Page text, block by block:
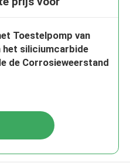
Toestelpomp van
het siliciumcarbide
de Corrosieweerstand